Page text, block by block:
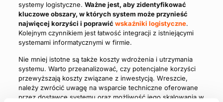
systemy logistyczne. Ważne jest, aby zidentyfikować
kluczowe obszary, w których system może przynieść
najwięcej korzyści i poprawić wskaźniki logistyczne.
Kolejnym czynnikiem jest łatwość integracji z istniejącymi
systemami informatycznymi w firmie.
Nie mniej istotne są także koszty wdrożenia i utrzymania
systemu. Warto przeanalizować, czy potencjalne korzyści
przewyższają koszty związane z inwestycją. Wreszcie,
należy zwrócić uwagę na wsparcie techniczne oferowane
przez dostawcę systemu oraz możliwość jego skalowania w